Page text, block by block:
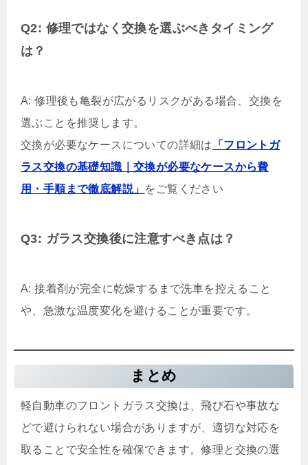
Q2: 修理ではなく交換を選ぶべきタイミング
は？
A: 修理後も亀裂が広がるリスクがある場合、交換を
選ぶことを推奨します。
交換が必要なケースについての詳細は
「フロントガ
ラス交換の基礎知識｜交換が必要なケースから費
用・手順まで徹底解説」 をご覧ください
Q3: ガラス交換後に注意すべき点は？
A: 接着剤が完全に乾燥するまで洗車を控えること
や、急激な温度変化を避けることが重要です。
まとめ
軽自動車のフロントガラス交換は、飛び石や事故な
どで避けられない場合がありますが、適切な対応を
取ることで安全性を確保できます。修理と交換の選